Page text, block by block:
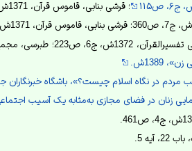
؛ قرشی بنابی، قاموس قرآن، 1371ش، ج‏1، ص174.
البیان فی تفسیر القرآن، ج‏20، ص108؛
1389ش.
مردم در نگاه اسلام چیست؟»، باشگاه خبرنگاران
در فضای مجازی به‌مثابه یک آسیب اجتماعی و راه‌کارهای
آیه 5.